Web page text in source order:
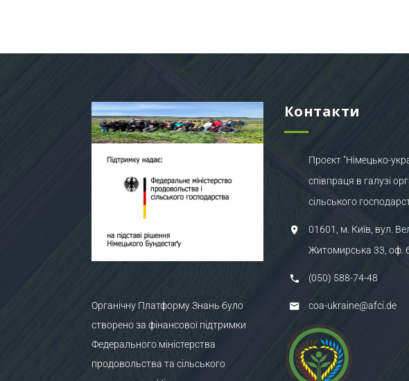
Органічну Платформу Знань було
створено за фінансової підтримки
Федерального міністерства
продовольства та сільського
Контакти
Проєкт "Німецько-
співпраця в галузі
сільського
01601, м. Київ, вул.
Житомирська 33, оф.
(050) 588-74-48
coa-ukraine@afci.de